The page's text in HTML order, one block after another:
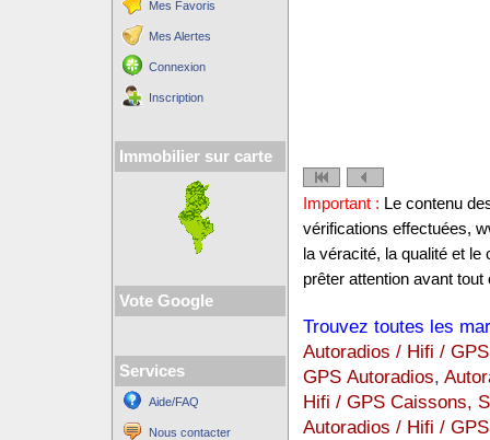
Mes Favoris
Mes Alertes
Connexion
Inscription
Immobilier sur carte
Vote Google
Services
Aide/FAQ
Nous contacter
Important : Le contenu
vérifications effectuées,
la véracité, la qualité et
prêter attention avant tout
Trouvez toutes les
Autoradios / Hifi /
GPS Autoradios,
Hifi / GPS Caissons,
Autoradios / Hifi /